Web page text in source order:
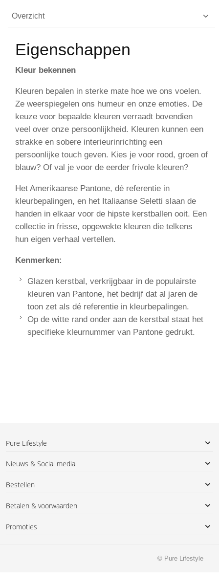
Overzicht
Eigenschappen
Kleur bekennen
Kleuren bepalen in sterke mate hoe we ons voelen.
Ze weerspiegelen ons humeur en onze emoties. De
keuze voor bepaalde kleuren verraadt bovendien
veel over onze persoonlijkheid. Kleuren kunnen een
strakke en sobere interieurinrichting een
persoonlijke touch geven. Kies je voor rood, groen of
blauw? Of val je voor de eerder frivole kleuren?
Het Amerikaanse Pantone, dé referentie in
kleurbepalingen, en het Italiaanse Seletti slaan de
handen in elkaar voor de hipste kerstballen ooit. Een
collectie in frisse, opgewekte kleuren die telkens
hun eigen verhaal vertellen.
Kenmerken:
Glazen kerstbal, verkrijgbaar in de populairste
kleuren van Pantone, het bedrijf dat al jaren de
toon zet als dé referentie in kleurbepalingen.
Op de witte rand onder aan de kerstbal staat het
specifieke kleurnummer van Pantone gedrukt.
Pure Lifestyle
Nieuws & Social media
Bestellen
Betalen & voorwaarden
Promoties
© Pure Lifestyle